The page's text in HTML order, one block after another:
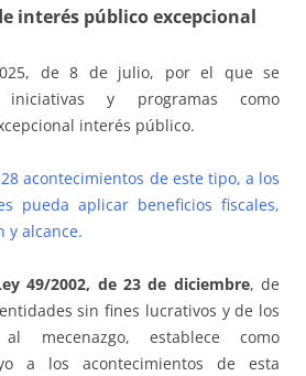
interés público excepcional
de 8 de julio, por el que se
iniciativas y programas como
interés público.
acontecimientos de este tipo, a los
pueda aplicar beneficios fiscales,
y alcance.
49/2002, de 23 de diciembre, de
sin fines lucrativos y de los
mecenazgo, establece como
a los acontecimientos de esta